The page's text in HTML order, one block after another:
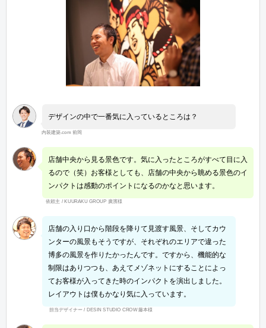
デザインの中で一番気に入っているところは？
内装建築.com 前岡
店舗中央から見る景色です。気に入ったところがすべて目に入
るので（笑）お客様としても、店舗の中央から眺める景色のイ
ンパクトは感動のポイントになるのかなと思います。
依頼主 / KUURAKU GROUP 廣濱様
店舗の入り口から階段を降りて見渡す風景、そしてカウ
ンターの風景もそうですが、それぞれのエリアで違った
博多の風景を作りたかったんです。ですから、機能的な
制限はありつつも、あえてメゾネットにすることによっ
てお客様が入ってきた時のインパクトを演出しました。
レイアウトは僕もかなり気に入っています。
担当デザイナー / DESIN STUDIO CROW 藤本様